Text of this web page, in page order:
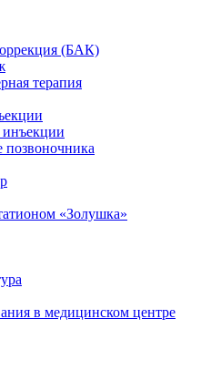
(БАК)
терапия
«Золушка»
в медицинском центре